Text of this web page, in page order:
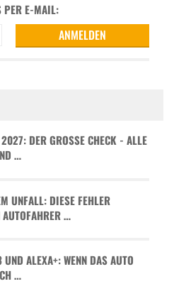
PER E-MAIL:
DER GROSSE CHECK - ALLE D
…
UNFALL: DIESE FEHLER
AUTOFAHRER …
ALEXA+: WENN DAS AUTO
…